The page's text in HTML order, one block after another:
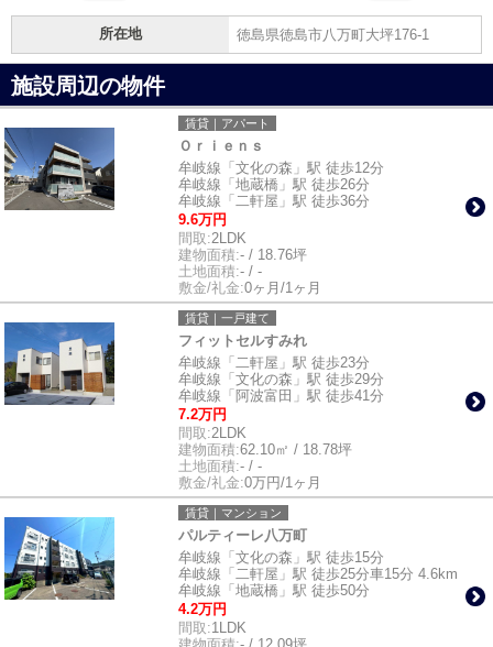
所在地 徳島県徳島市八万町大坪176-1
施設周辺の物件
賃貸｜アパート
Ｏｒｉｅｎｓ
牟岐線「文化の森」駅 徒歩12分
牟岐線「地蔵橋」駅 徒歩26分
牟岐線「二軒屋」駅 徒歩36分
9.6万円
間取:2LDK
建物面積:- / 18.76坪
土地面積:- / -
敷金/礼金:0ヶ月/1ヶ月
賃貸｜一戸建て
フィットセルすみれ
牟岐線「二軒屋」駅 徒歩23分
牟岐線「文化の森」駅 徒歩29分
牟岐線「阿波富田」駅 徒歩41分
7.2万円
間取:2LDK
建物面積:62.10㎡ / 18.78坪
土地面積:- / -
敷金/礼金:0万円/1ヶ月
賃貸｜マンション
パルティーレ八万町
牟岐線「文化の森」駅 徒歩15分
牟岐線「二軒屋」駅 徒歩25分車15分 4.6km
牟岐線「地蔵橋」駅 徒歩50分
4.2万円
間取:1LDK